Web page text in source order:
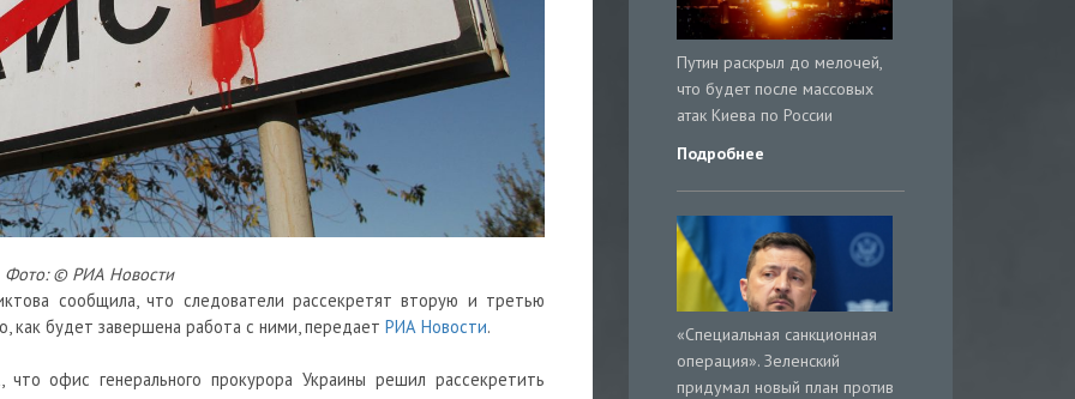
Фото: © РИА Новости
сообщила, что следователи рассекретят вторую и третью
как будет завершена работа с ними, передает РИА Новости.
офис генерального прокурора Украины решил рассекретить
Путин раскрыл до мелочей,
что будет после массовых
атак Киева по России
Подробнее
«Специальная санкционная
операция». Зеленский
придумал новый план против